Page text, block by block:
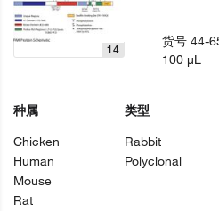
14
种属
Chicken
Human
Mouse
Rat
类型
Rabbit
Polyclonal
货号44-
100 µL